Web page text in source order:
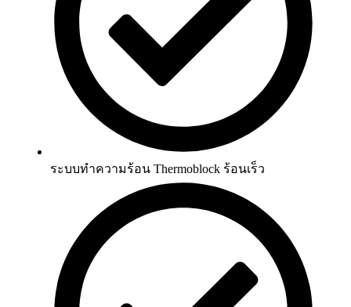
ระบบทำความร้อน Thermoblock ร้อนเร็ว